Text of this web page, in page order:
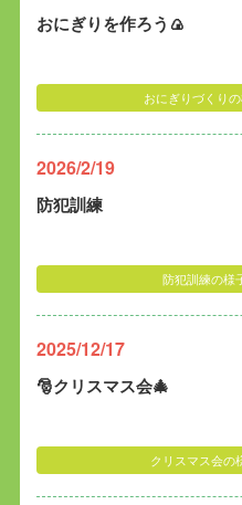
おにぎりを作ろう🍙
おにぎりづくり
2026/2/19
防犯訓練
防犯訓練の様
2025/12/17
🎅クリスマス会🎄
クリスマス会の